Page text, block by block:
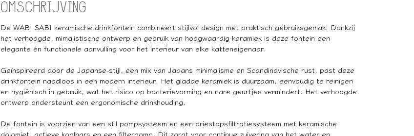
OMSCHRIJVING
De WABI SABI keramische drinkfontein combineert stijlvol design met praktisch gebruiksgemak. Dankzij
het verhoogde, mimalistische ontwerp en gebruik van hoogwaardig keramiek is deze fontein een
elegante én functionele aanvulling voor het interieur van elke katteneigenaar.
Geïnspireerd door de Japanse-stijl, een mix van Japans minimalisme en Scandinavische rust, past deze
drinkfontein naadloos in een modern interieur. Het gladde keramiek is duurzaam, eenvoudig te reinigen
en hygiënisch in gebruik, wat het risico op bacterievorming en nare geurtjes vermindert. Het verhoogde
ontwerp ondersteunt een ergonomische drinkhouding.
De fontein is voorzien van een stil pompsysteem en een driestapsfiltratiesysteem met keramische
dolomiet, actieve koolhars en een filterpomp. Dit zorgt voor continue zuivering van het water en